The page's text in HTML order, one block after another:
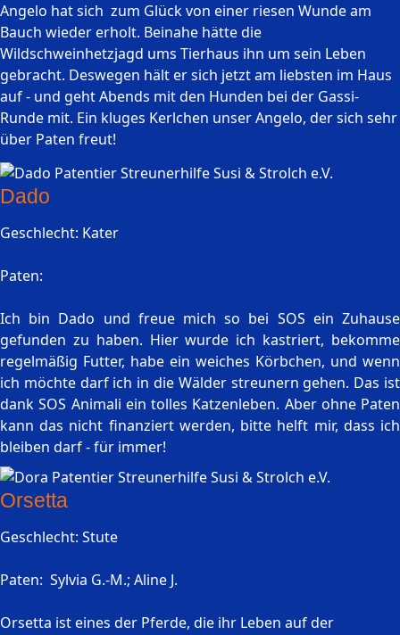
Angelo hat sich zum Glück von einer riesen Wunde am
Bauch wieder erholt. Beinahe hätte die
Wildschweinhetzjagd ums Tierhaus ihn um sein Leben
gebracht. Deswegen hält er sich jetzt am liebsten im Haus
auf - und geht Abends mit den Hunden bei der Gassi-
Runde mit. Ein kluges Kerlchen unser Angelo, der sich sehr
über Paten freut!
Dado
Geschlecht: Kater
Paten:
Ich bin Dado und freue mich so bei SOS ein Zuhause
gefunden zu haben. Hier wurde ich kastriert, bekomme
regelmäßig Futter, habe ein weiches Körbchen, und wenn
ich möchte darf ich in die Wälder streunern gehen. Das ist
dank SOS Animali ein tolles Katzenleben. Aber ohne Paten
kann das nicht finanziert werden, bitte helft mir, dass ich
bleiben darf - für immer!
Orsetta
Geschlecht: Stute
Paten: Sylvia G.-M.; Aline J.
Orsetta ist eines der Pferde, die ihr Leben auf der